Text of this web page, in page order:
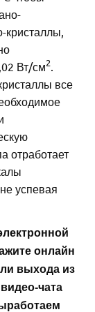
кристаллы,
Вт/см2
все
отработает
успевая
онлайн
выхода из
чата